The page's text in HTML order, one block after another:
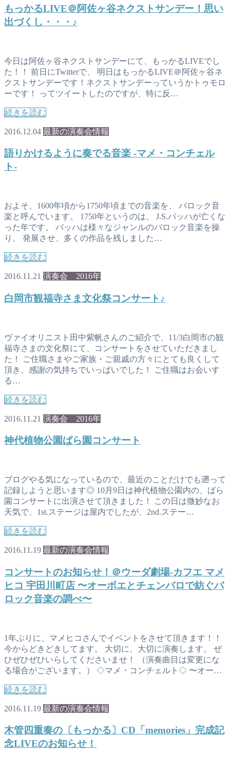
もっかるLIVE＠阿佐ヶ谷ネクストサンデー！思い
出づくし・・・♪
今日は阿佐ヶ谷ネクストサンデーにて、もっかるLIVEでし
た！！ 前日にTwitterで、 明日はもっかるLIVE＠阿佐ヶ谷ネ
クストサンデーです！ネクストサンデーっていうかトゥモロ
ーです！ ってツイートしたのですが、特に反…
続きを読む
2016.12.04 最新の演奏会情報
語りかけるように奏でる音楽 -マメ・コンチェル
ト-
およそ、1600年頃から1750年頃までの音楽を、 バロック音
楽と呼んでいます。 1750年というのは、 J.S.バッハが亡くな
った年です。 バッハは様々なジャンルのバロック音楽を操
り、 発展させ、多くの作品を残しました…
続きを読む
2016.11.21 演奏会 2016年
白岡市観福寺さま文化祭コンサート♪
ヴァイオリニスト田中紫帆さんのご紹介で、11/3白岡市の観
福寺さまの文化祭にて、コンサートをさせていただきまし
た！ ご住職さまやご家族・ご親戚の方々にとても良くして
頂き、感謝の気持ちでいっぱいでした！ ご住職はお会いす
る…
続きを読む
2016.11.21 演奏会 2016年
神代植物公園ばら園コンサート
ブログやる気になっているので、最近のことだけでも遡って
記録しようと思います◎ 10月9日は神代植物公園内の、ばら
園コンサートに出演させて頂きました！ この日は微妙なお
天気で、1st.ステージは屋内でしたが、2nd.ステー…
続きを読む
2016.11.19 最新の演奏会情報
コンサートのお知らせ！＠ウーダ劇場-カフエ マメ
ヒコ 宇田川町店 〜オーボエとチェンバロで紡ぐバ
ロック音楽の調べ〜
1年ぶりに、マメヒコさんでイベントをさせて頂きます！！
今からどきどきしてます。 大切に、大切に演奏します。 ぜ
ひぜひぜひいらしてくださいませ！ （演奏曲目は変更にな
る場合がございます。） ◇マメ・コンチェルト◇ 〜オー…
続きを読む
2016.11.19 最新の演奏会情報
木管四重奏の〔もっかる〕CD「memories」完成記
念LIVEのお知らせ！